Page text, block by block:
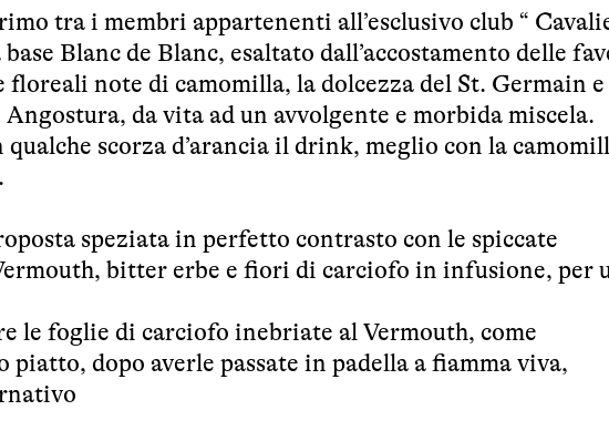
tra i membri appartenenti all’esclusivo club “
Blanc de Blanc, esaltato dall’accostamento delle
floreali note di camomilla, la dolcezza del St. Germain e
da vita ad un avvolgente e morbida miscela.
scorza d’arancia il drink, meglio con la
speziata in perfetto contrasto con le spiccate
bitter erbe e fiori di carciofo in infusione, per
le foglie di carciofo inebriate al Vermouth, come
piatto, dopo averle passate in padella a fiamma viva,